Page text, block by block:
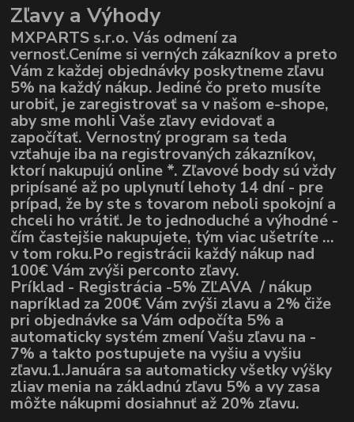
Zľavy a Výhody
MXPARTS s.r.o. Vás odmení za
vernosť.Ceníme si verných zákazníkov a preto
Vám z každej objednávky poskytneme zľavu
5% na každý nákup. Jediné čo preto musíte
urobiť, je zaregistrovať sa v našom e-shope,
aby sme mohli Vaše zľavy evidovať a
započítať. Vernostný program sa teda
vzťahuje iba na registrovaných zákazníkov,
ktorí nakupujú online *. Zľavové body sú vždy
pripísané až po uplynutí lehoty 14 dní - pre
prípad, že by ste s tovarom neboli spokojní a
chceli ho vrátiť. Je to jednoduché a výhodné -
čím častejšie nakupujete, tým viac ušetríte ...
v tom roku.Po registrácii každý nákup nad
100€ Vám zvýši perconto zľavy.
Príklad - Registrácia -5% ZĽAVA / nákup
napríklad za 200€ Vám zvýši zlavu a 2% čiže
pri objednávke sa Vám odpočíta 5% a
automaticky systém zmení Vašu zľavu na -
7% a takto postupujete na vyšiu a vyšiu
zľavu.1.Januára sa automaticky všetky výšky
zliav menia na základnú zľavu 5% a vy zasa
môžte nákupmi dosiahnuť až 20% zľavu.